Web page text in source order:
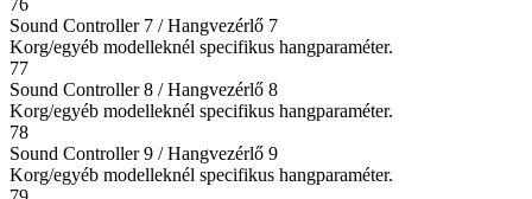
Sound Controller 7 / Hangvezérlő 7
Korg/egyéb modelleknél specifikus hangparaméter.
77
Sound Controller 8 / Hangvezérlő 8
Korg/egyéb modelleknél specifikus hangparaméter.
78
Sound Controller 9 / Hangvezérlő 9
Korg/egyéb modelleknél specifikus hangparaméter.